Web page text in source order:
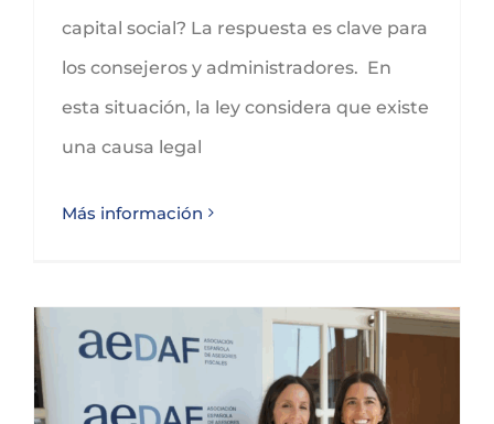
capital social? La respuesta es clave para
los consejeros y administradores. En
esta situación, la ley considera que existe
una causa legal
Más información